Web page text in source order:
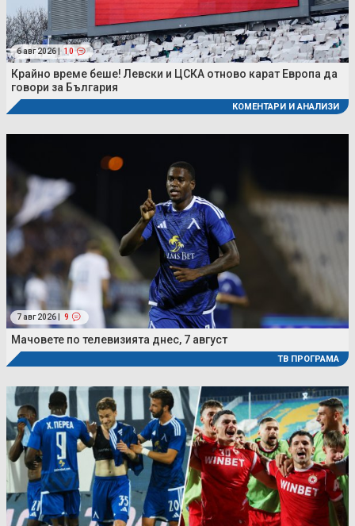
6 авг 2026 | 10
Крайно време беше! Левски и ЦСКА отново карат Европа да
говори за България
КОМЕНТАРИ И АНАЛИЗИ
7 авг 2026 | 9
Мачовете по телевизията днес, 7 август
ТВ ПРОГРАМА